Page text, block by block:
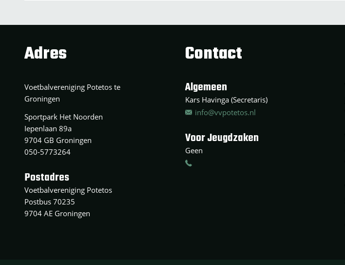
Adres
Voetbalvereniging Potetos te
Groningen
Sportpark Het Noorden
Iepenlaan 89a
9704 GB Groningen
050-5773264
Postadres
Voetbalvereniging Potetos
Postbus 70235
9704 AE Groningen
Contact
Algemeen
Kars Havinga (Secretaris)
info@vvpotetos.nl
Voor Jeugdzaken
Geen